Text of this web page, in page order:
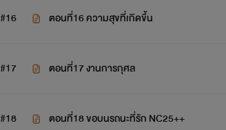
#16 ตอนที่16 ความสุขที่เกิดขึ้น
#17 ตอนที่17 งานการกุศล
#18 ตอนที่18 ขอบนรถนะที่รัก NC25++